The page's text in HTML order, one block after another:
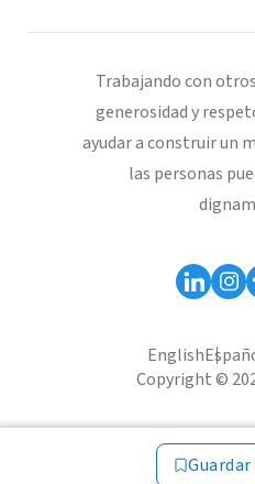
Guardar
Trabajando con
generosidad y
ayudar a construir un
las personas
English
Copyright ©